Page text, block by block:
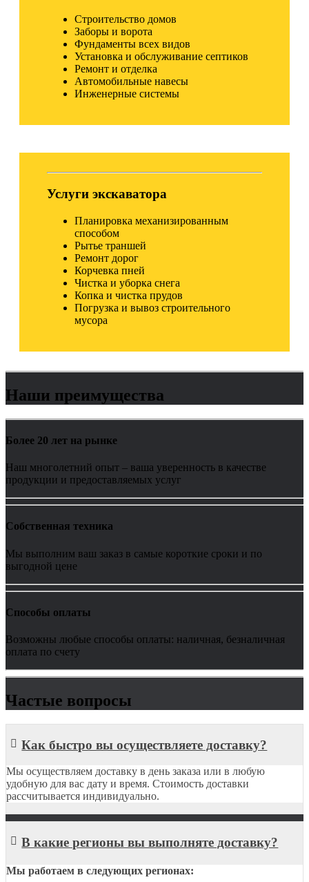
Строительство домов
Заборы и ворота
Фундаменты всех видов
Установка и обслуживание септиков
Ремонт и отделка
Автомобильные навесы
Инженерные системы
Услуги экскаватора
Планировка механизированным
способом
Рытье траншей
Ремонт дорог
Корчевка пней
Чистка и уборка снега
Копка и чистка прудов
Погрузка и вывоз строительного
мусора
Наши преимущества
Более 20 лет на рынке
Наш многолетний опыт – ваша уверенность в качестве
продукции и предоставляемых услуг
Собственная техника
Мы выполним ваш заказ в самые короткие сроки и по
выгодной цене
Способы оплаты
Возможны любые способы оплаты: наличная, безналичная
оплата по счету
Частые вопросы
Как быстро вы осуществляете доставку?
Мы осуществляем доставку в день заказа или в любую
удобную для вас дату и время. Стоимость доставки
рассчитывается индивидуально.
В какие регионы вы выполняте доставку?
Мы работаем в следующих регионах: